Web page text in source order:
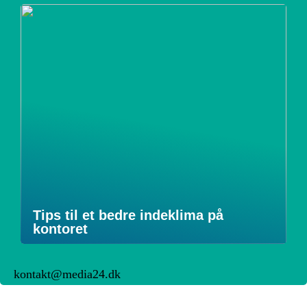
Tips til et bedre indeklima på
kontoret
kontakt@media24.dk